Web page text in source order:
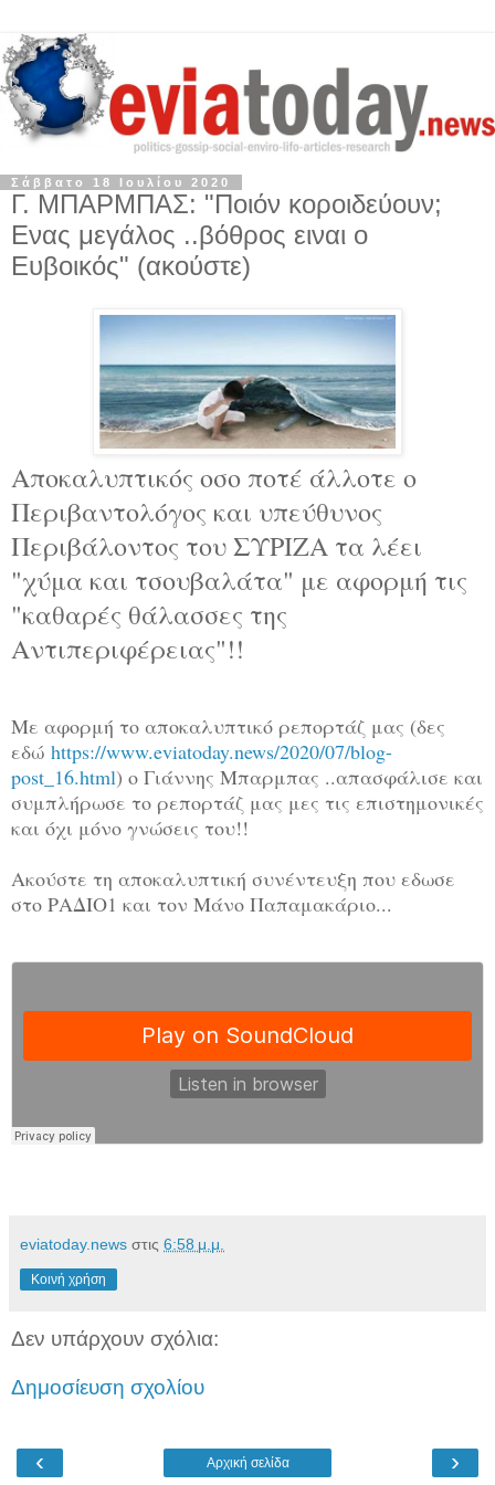
Σάββατο 18 Ιουλίου 2020
Γ. ΜΠΑΡΜΠΑΣ: "Ποιόν κοροιδεύουν;
Ενας μεγάλος ..βόθρος ειναι ο
Ευβοικός" (ακούστε)
Αποκαλυπτικός οσο ποτέ άλλοτε ο
Περιβαντολόγος και υπεύθυνος
Περιβάλοντος του ΣΥΡΙΖΑ τα λέει
"χύμα και τσουβαλάτα" με αφορμή τις
"καθαρές θάλασσες της
Αντιπεριφέρειας"!!
Με αφορμή το αποκαλυπτικό ρεπορτάζ μας (δες
εδώ https://www.eviatoday.news/2020/07/blog-
post_16.html) ο Γιάννης Μπαρμπας ..απασφάλισε και
συμπλήρωσε το ρεπορτάζ μας μες τις επιστημονικές
και όχι μόνο γνώσεις του!!
Ακούστε τη αποκαλυπτική συνέντευξη που εδωσε
στο ΡΑΔΙΟ1 και τον Μάνο Παπαμακάριο...
eviatoday.news στις 6:58 μ.μ.
Κοινή χρήση
Δεν υπάρχουν σχόλια:
Δημοσίευση σχολίου
‹ ›
Αρχική σελίδα